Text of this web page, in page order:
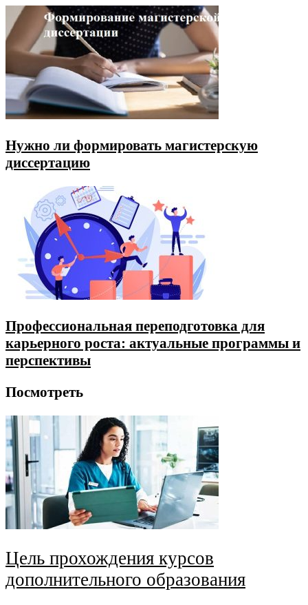
Нужно ли формировать магистерскую
диссертацию
Профессиональная переподготовка для
карьерного роста: актуальные программы и
перспективы
Посмотреть
Цель прохождения курсов
дополнительного образования